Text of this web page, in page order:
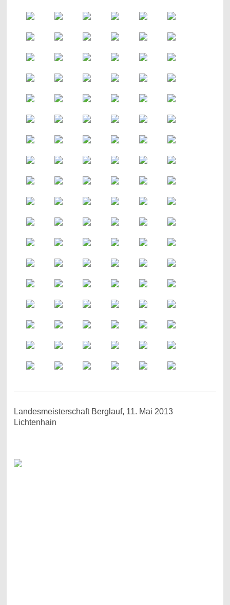
Landesmeisterschaft Berglauf, 11. Mai 2013
Lichtenhain